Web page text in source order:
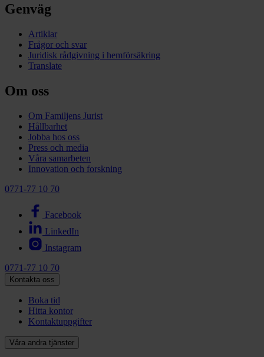
Genväg
Artiklar
Frågor och svar
Juridisk rådgivning i hemförsäkring
Translate
Om oss
Om Familjens Jurist
Hållbarhet
Jobba hos oss
Press och media
Våra samarbeten
Innovation och forskning
0771-77 10 70
Facebook
LinkedIn
Instagram
0771-77 10 70
Kontakta oss
Boka tid
Hitta kontor
Kontaktuppgifter
Våra andra tjänster